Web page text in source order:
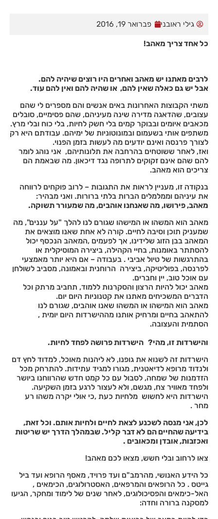
גילי ראובני פברואר 19, 2016
כל אחד צריך מאהב!
לרבים מאתנו יש מאהב ואחרים היו רוצים שיהיה להם.
אבל יש גם כאלה שאין להם, או שהיה להם ואין להם עוד.
משתי הקבוצות האחרונות באים אנשים והם מספרים לי שהם
עצובים, שהדאגה מדירה שינה מעיניהם, שהם פסימיים, סובלים
מכאבים איומים ובבוקר קמים בלי חשק לחיות, בלי כוח ובלי מרץ.
משתפים אותי בשעמום ובמונוטוניות של ימיהם. עבודתם היא רק
לצורך פרנסה ואינם יודעים מה לעשות בזמן הפנוי.
ואז, לאחר ששוטחים בהרחבה את תלונותיהם, אני נוהג לומר
להם שהם אינם זקוקים לתרופה נגד דיכאון. מה שבאמת הם
צריכים הוא מאהב.
בנקודה זו, מעניין לראות את התגובות – לרוב פוקחים לרווחה
את עיניהם וממלמלים הברות בלתי ברורות. ואני מבהיר:
מאהב, פירושו, מה שאנחנו אוהבים, מה שמעורר תשוקה.
מאהב הוא המשהו או המישהו שגורם לנו להלך "על עננים", מה
שמעניק תוכן וסיבה לחיים. קורה לא אחת שאנו מוצאים את
המאהב בבן הזוג שלידינו, אך לפעמים ,המאהב הנכסף יכול
להסתתר באומנות, בחיי הקהילה, ביצירה המוסיקלית או
בהתרגשות של טיול אביבי . בעבודה – אם היא יותר מאמצעי
לפרנסה, בפוליטיקה, ביצירה הרוחנית ובאמונה, מסביב לשולחן
עם אוכל טוב, יין וחברים.
מאהב יכול להיות הרצון והסקרנות ללמוד, תחביב מרתק וכל
הדברים המשכיחים מאתנו את קטנוניות היום יום.
מאהב הוא המישהו או המשהו שאנו אוהבים, שגורם לנו
להתאהב בחיים ומרחיק אותנו מההישרדות היום יומית ,
הסתמית והעצובה.
והישרדות זו, מהי? הישרדות פרושה לפחד לחיות.
הישרדות זה לשנוא את גופנו, לא ליהנות מאוכל, למדוד לחץ דם
ולנדוד מרופא לדיאטנית, מגורו למגיד עתידות. להתרחק מכל
הזדמנות של שמחה, לסבול עם כל קמט חדש שהרווחנו ביושר
ולפחד מאוויר צח, מגשם, ולא לעצור לרגע בזמן השקיעה.
הישרדות היא לחשוש מלחיות כעת ,כי אולי יקרה משהו רע
מחר .
לכן, אני מנסה לשכנע לצאת לחיים ולחיות אותם. וכל זאת,
בידיעה שהחיים הם לא דבר קליל. שבמהלך הדרך יש שריטות
ואכזבות, אובדן ומכאובים .
צאו לרחוב ובלי חשש, מצאו לכם מאהב!
כל הידע האנושי, מהרמב"ם ועד פרויד, מאסף הרופא ועד ביל
גייטס . כל הרופאים והמרפאים, האסטרולוגים, הכימאים ,
האל-כימאים והפסיכולוגים, לאחר שנים של לימוד ומחקר, הגיעו
למסקנה ברורה וחדה:
הכרחי
קובצי
Cookie
אלו אינם
אופציונליים.
הם
נדרשים
להפעלת
כדי שנוכל
לשפר את
תפקוד האתר
ומבנהו,
בהתבסס על
אופן השימוש
באתר.
חוויית
משתמש
כדי
שהאתר
שלנו יעבוד
בצורה
מיטבית
במהלך
ביקורך. אם
תסרב/י
לקובצי
אלו, חלק
מהפונקציות
באתר
להיעלם.
שיווקי
על ידי